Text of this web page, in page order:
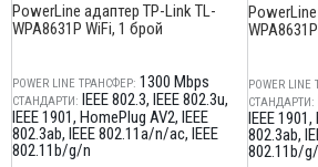
PowerLine адаптер TP-Link TL-
WPA8631P WiFi, 1 брой
POWER LINE ТРАНСФЕР: 1300 Mbps
СТАНДАРТИ: IEEE 802.3 IEEE 802.3u
IEEE 1901 HomePlug AV2 IEEE
802.3ab IEEE 802.11a/n/ac IEEE
802.11b/g/n
POWER
СТАНДАРТИ:
IEEE 1901
802.3ab
802.11b/